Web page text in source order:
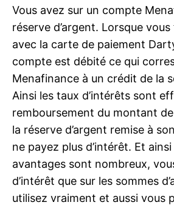
Vous avez sur un compte
réserve d’argent. Lorsque
avec la carte de paiement
compte est débité ce qui
Menafinance à un crédit de la
Ainsi les taux d’intérêts sont
remboursement du montant de
la réserve d’argent remise à
ne payez plus d’intérêt. Et
avantages sont nombreux,
d’intérêt que sur les sommes
utilisez vraiment et aussi vous